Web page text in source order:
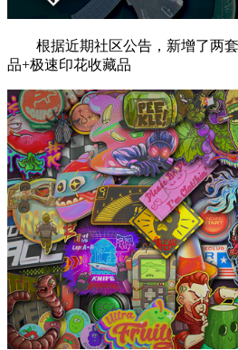
根据近期社区公告，新增了两套
品+极速印花收藏品